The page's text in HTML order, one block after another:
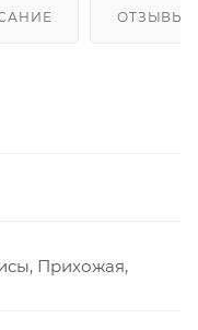
ОТЗЫВЫ
Прихожая,